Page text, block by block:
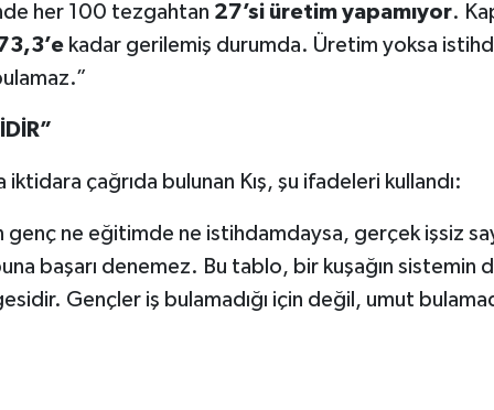
her 100 tezgahtan 27’si üretim yapamıyor.
kadar gerilemiş durumda. Üretim yoksa
iktidara çağrıda bulunan Kış, şu ifadeleri kullandı:
ne eğitimde ne istihdamdaysa, gerçek işsiz
başarı denemez. Bu tablo, bir kuşağın sistemin
Gençler iş bulamadığı için değil, umut